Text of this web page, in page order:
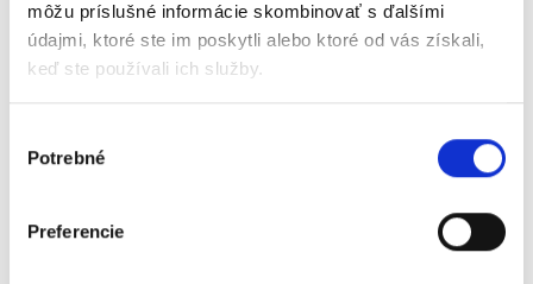
môžu príslušné informácie skombinovať s ďalšími
údajmi, ktoré ste im poskytli alebo ktoré od vás získali,
keď ste používali ich služby.
súhlasu
Potrebné
Preferencie
Digitálne účtovníctvo
Pridajte sa k viac ako 30 000+ firmám, ktoré